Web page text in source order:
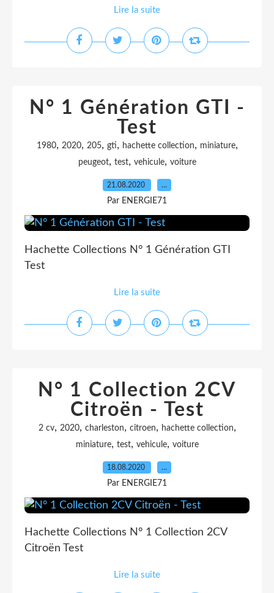
Lire la suite
N° 1 Génération GTI -
Test
1980, 2020, 205, gti, hachette collection, miniature,
peugeot, test, vehicule, voiture
21.08.2020 …
Par ENERGIE71
Hachette Collections N° 1 Génération GTI
Test
Lire la suite
N° 1 Collection 2CV
Citroën - Test
2 cv, 2020, charleston, citroen, hachette collection,
miniature, test, vehicule, voiture
18.08.2020 …
Par ENERGIE71
Hachette Collections N° 1 Collection 2CV
Citroën Test
Lire la suite